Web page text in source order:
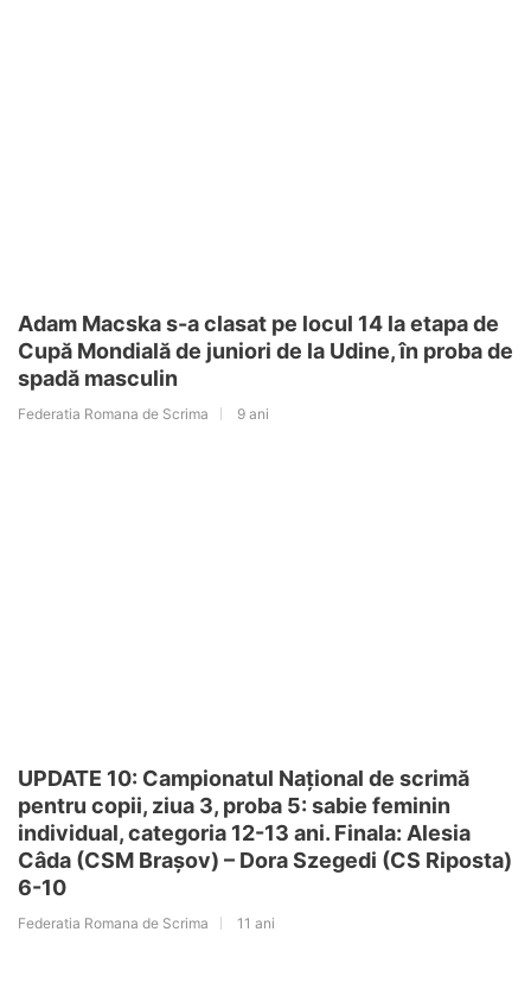
Adam Macska s-a clasat pe locul 14 la etapa de
Cupă Mondială de juniori de la Udine, în proba de
spadă masculin
Federatia Romana de Scrima 9 ani
UPDATE 10: Campionatul Național de scrimă
pentru copii, ziua 3, proba 5: sabie feminin
individual, categoria 12-13 ani. Finala: Alesia
Câda (CSM Brașov) – Dora Szegedi (CS Riposta)
6-10
Federatia Romana de Scrima 11 ani